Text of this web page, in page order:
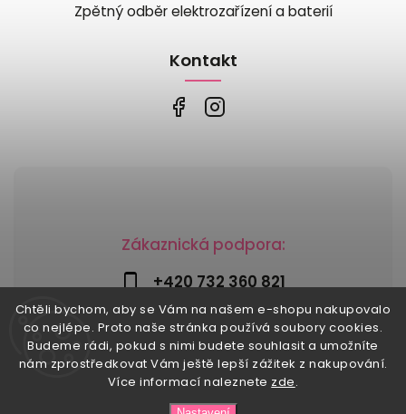
Chtěli bychom, aby se Vám na našem e-shopu nakupovalo
co nejlépe. Proto naše stránka používá soubory cookies.
Budeme rádi, pokud s nimi budete souhlasit a umožníte
nám zprostředkovat Vám ještě lepší zážitek z nakupování.
Více informací naleznete zde.
Zákaznická podpora:
+420 732 360 821
info@risesnu.cz
Zpětný odběr elektrozařízení a baterií
Kontakt
Risesnu.cz. Všechna práva vyhrazena.